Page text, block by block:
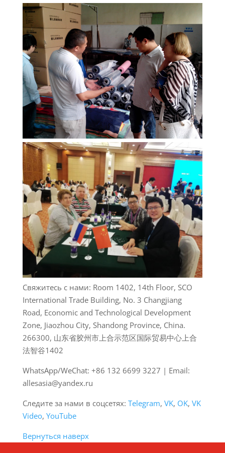
Свяжитесь с нами: Room 1402, 14th Floor, SCO
International Trade Building, No. 3 Changjiang
Road, Economic and Technological Development
Zone, Jiaozhou City, Shandong Province, China.
266300, 山东省胶州市上合示范区国际贸易中心上合
法智谷1402
WhatsApp/WeChat: +86 132 6699 3227 | Email:
allesasia@yandex.ru
Следите за нами в соцсетях: Telegram, VK, OK, VK
Video, YouTube
Вернуться наверх